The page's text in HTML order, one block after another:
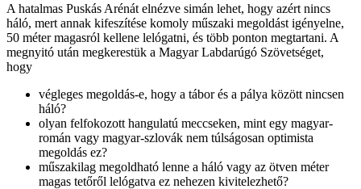
A hatalmas Puskás Arénát elnézve simán lehet, hogy azért nincs
háló, mert annak kifeszítése komoly műszaki megoldást igényelne,
50 méter magasról kellene lelógatni, és több ponton megtartani. A
megnyitó után megkerestük a Magyar Labdarúgó Szövetséget,
hogy
végleges megoldás-e, hogy a tábor és a pálya között nincsen
háló?
olyan felfokozott hangulatú meccseken, mint egy magyar-
román vagy magyar-szlovák nem túlságosan optimista
megoldás ez?
műszakilag megoldható lenne a háló vagy az ötven méter
magas tetőről lelógatva ez nehezen kivitelezhető?